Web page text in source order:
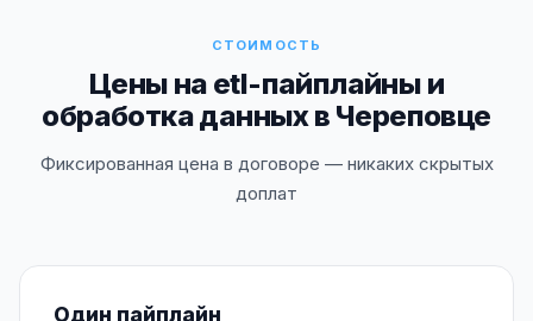
СТОИМОСТЬ
Цены на etl-пайплайны и
обработка данных в Череповце
Фиксированная цена в договоре — никаких скрытых
доплат
Один пайплайн